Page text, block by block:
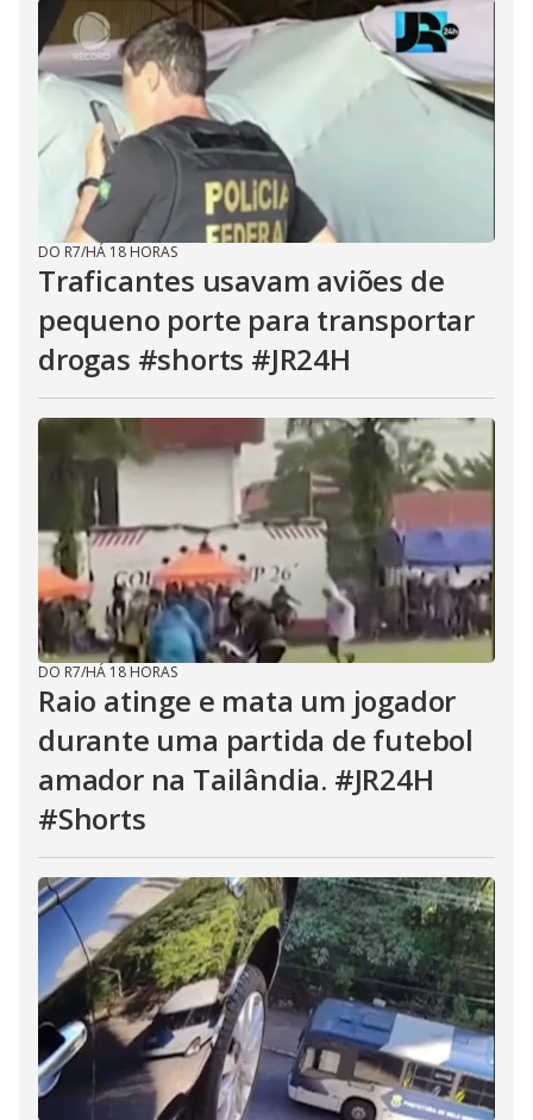
DO R7/HÁ 18 HORAS
Traficantes usavam aviões de
pequeno porte para transportar
drogas #shorts #JR24H
DO R7/HÁ 18 HORAS
Raio atinge e mata um jogador
durante uma partida de futebol
amador na Tailândia. #JR24H
#Shorts